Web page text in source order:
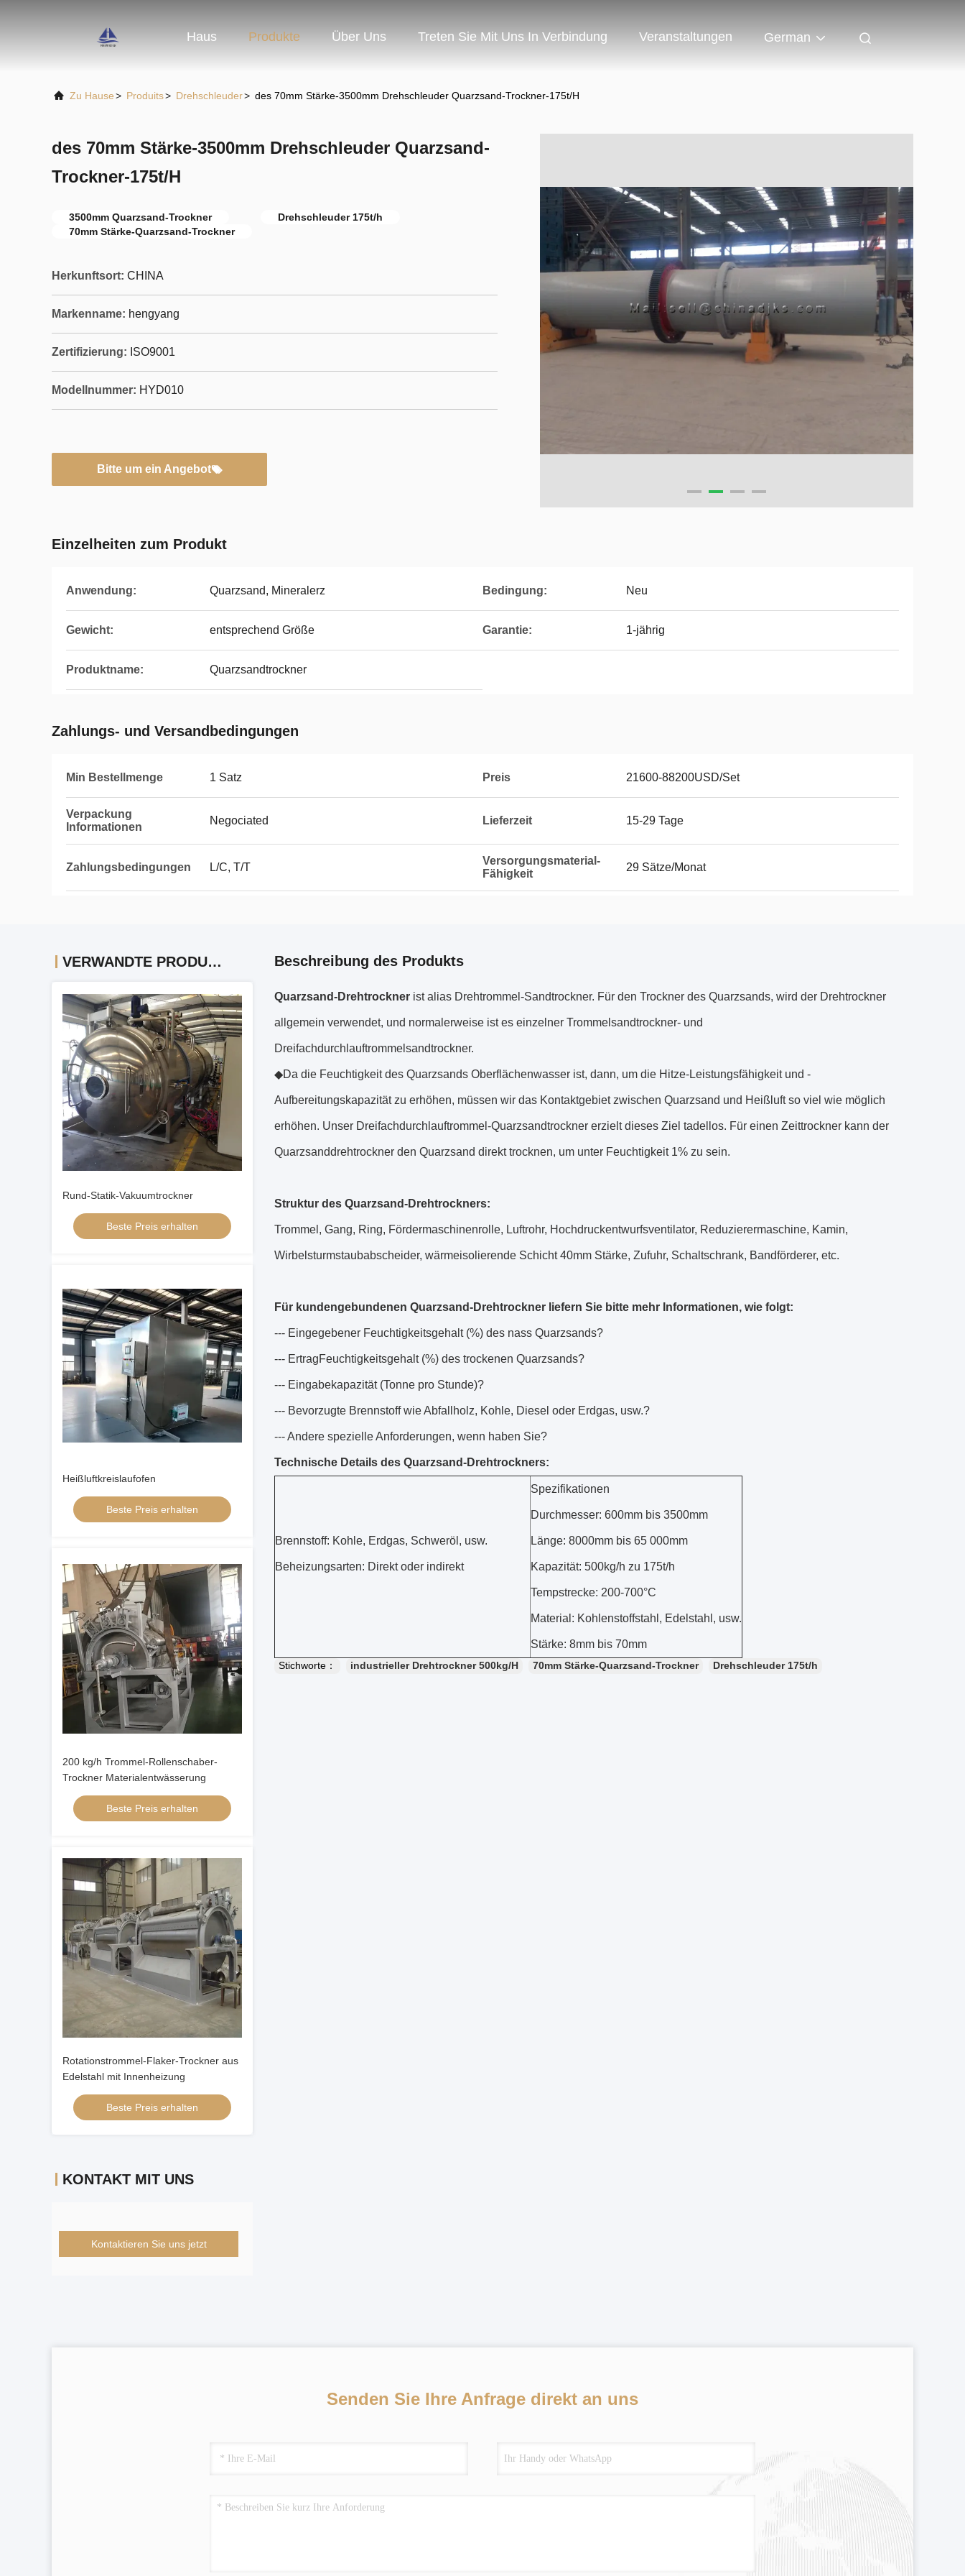
Haus Produkte Über Uns Treten Sie Mit Uns In Verbindung Veranstaltungen German
Zu Hause> Produits> Drehschleuder> des 70mm Stärke-3500mm Drehschleuder Quarzsand-Trockner-175t/H
des 70mm Stärke-3500mm Drehschleuder Quarzsand-
Trockner-175t/H
3500mm Quarzsand-Trockner
Drehschleuder 175t/h
70mm Stärke-Quarzsand-Trockner
Herkunftsort: CHINA
Markenname: hengyang
Zertifizierung: ISO9001
Modellnummer: HYD010
Bitte um ein Angebot
Einzelheiten zum Produkt
Anwendung: Quarzsand, Mineralerz Bedingung: Neu
Gewicht: entsprechend Größe Garantie: 1-jährig
Produktname: Quarzsandtrockner
Zahlungs- und Versandbedingungen
Min Bestellmenge 1 Satz Preis 21600-88200USD/Set
Verpackung
Informationen
Negociated Lieferzeit 15-29 Tage
Zahlungsbedingungen L/C, T/T
Versorgungsmaterial-
Fähigkeit
29 Sätze/Monat
VERWANDTE PRODUKTE
Rund-Statik-Vakuumtrockner
Beste Preis erhalten
Heißluftkreislaufofen
Beste Preis erhalten
200 kg/h Trommel-Rollenschaber-
Trockner Materialentwässerung
Beste Preis erhalten
Rotationstrommel-Flaker-Trockner aus
Edelstahl mit Innenheizung
Beste Preis erhalten
KONTAKT MIT UNS
Kontaktieren Sie uns jetzt
Beschreibung des Produkts
Quarzsand-Drehtrockner ist alias Drehtrommel-Sandtrockner. Für den Trockner des Quarzsands, wird der Drehtrockner
allgemein verwendet, und normalerweise ist es einzelner Trommelsandtrockner- und
Dreifachdurchlauftrommelsandtrockner.
◆Da die Feuchtigkeit des Quarzsands Oberflächenwasser ist, dann, um die Hitze-Leistungsfähigkeit und -
Aufbereitungskapazität zu erhöhen, müssen wir das Kontaktgebiet zwischen Quarzsand und Heißluft so viel wie möglich
erhöhen. Unser Dreifachdurchlauftrommel-Quarzsandtrockner erzielt dieses Ziel tadellos. Für einen Zeittrockner kann der
Quarzsanddrehtrockner den Quarzsand direkt trocknen, um unter Feuchtigkeit 1% zu sein.
Struktur des Quarzsand-Drehtrockners:
Trommel, Gang, Ring, Fördermaschinenrolle, Luftrohr, Hochdruckentwurfsventilator, Reduzierermaschine, Kamin,
Wirbelsturmstaubabscheider, wärmeisolierende Schicht 40mm Stärke, Zufuhr, Schaltschrank, Bandförderer, etc.
Für kundengebundenen Quarzsand-Drehtrockner liefern Sie bitte mehr Informationen, wie folgt:
--- Eingegebener Feuchtigkeitsgehalt (%) des nass Quarzsands?
--- ErtragFeuchtigkeitsgehalt (%) des trockenen Quarzsands?
--- Eingabekapazität (Tonne pro Stunde)?
--- Bevorzugte Brennstoff wie Abfallholz, Kohle, Diesel oder Erdgas, usw.?
--- Andere spezielle Anforderungen, wenn haben Sie?
Technische Details des Quarzsand-Drehtrockners:
Brennstoff: Kohle, Erdgas, Schweröl, usw.
Beheizungsarten: Direkt oder indirekt
Spezifikationen
Durchmesser: 600mm bis 3500mm
Länge: 8000mm bis 65 000mm
Kapazität: 500kg/h zu 175t/h
Tempstrecke: 200-700°C
Material: Kohlenstoffstahl, Edelstahl, usw.
Stärke: 8mm bis 70mm
Stichworte： industrieller Drehtrockner 500kg/H 70mm Stärke-Quarzsand-Trockner Drehschleuder 175t/h
Senden Sie Ihre Anfrage direkt an uns